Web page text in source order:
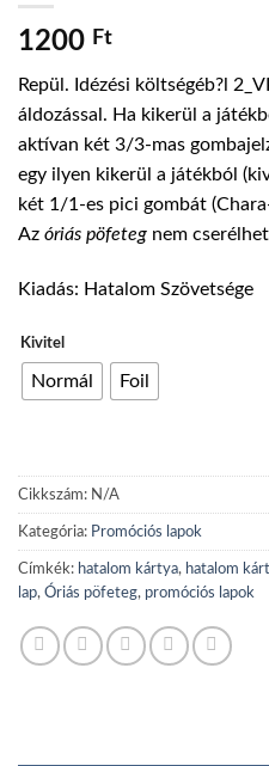
1200 Ft
Repül. Idézési költségéb?l
áldozással. Ha kikerül a
aktívan két 3/3-mas
egy ilyen kikerül a játékból
két 1/1-es pici gombát
Az óriás pöfeteg nem
Kiadás: Hatalom Szövetsége
Kivitel
Normál Foil
Cikkszám: N/A
Kategória: Promóciós lapok
Címkék: hatalom kártya, hatalom
lap, Óriás pöfeteg, promóciós lapok